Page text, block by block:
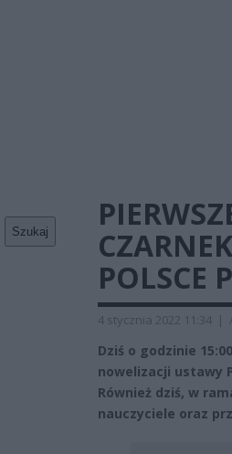
Szukaj
POLSCE
4 stycznia 2022 11:34 |
Dziś o godzinie
nowelizacji ustawy
Również dziś, w
nauczyciele oraz